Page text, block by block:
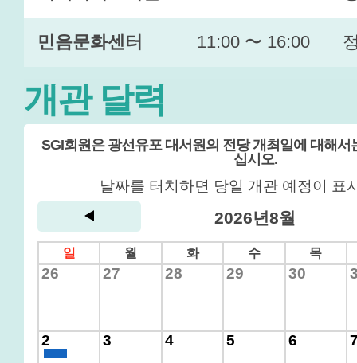
민음문화센터 11:00 〜 16:00
개관 달력
SGI회원은 광선유포 대서원의 전당 개최일에 대해서
십시오.
날짜를 터치하면 당일 개관 예정이 표
2026년8월
일 월 화 수 목
26 27 28 29 30
2 3 4 5 6